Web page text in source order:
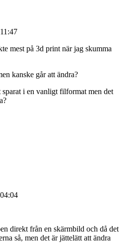
mest på 3d print när jag skumma
kanske går att ändra?
i en vanligt filformat men det
direkt från en skärmbild och då det
så, men det är jättelätt att ändra